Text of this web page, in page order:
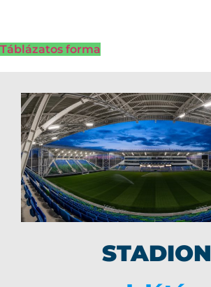
Táblázatos forma
STADION